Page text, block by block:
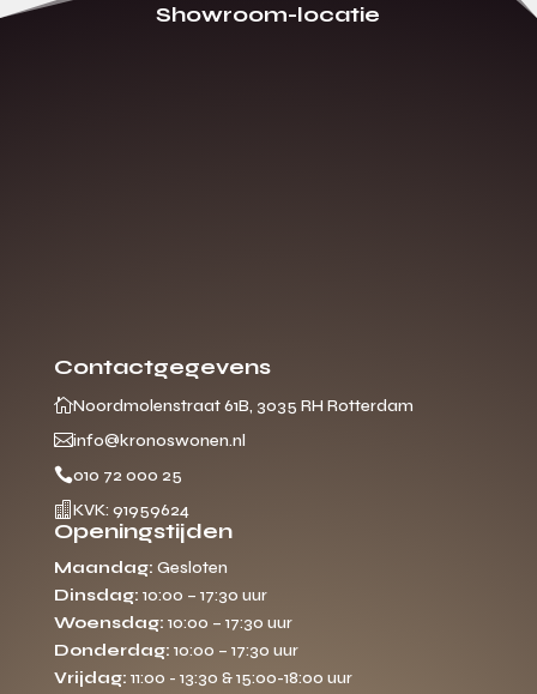
Showroom-locatie
Contactgegevens
Noordmolenstraat 61B, 3035 RH Rotterdam
info@kronoswonen.nl
010 72 000 25
 KVK: 91959624
Openingstijden
Maandag: Gesloten
Dinsdag: 10:00 – 17:30 uur
Woensdag: 10:00 – 17:30 uur
Donderdag: 10:00 – 17:30 uur
Vrijdag: 11:00 - 13:30 & 15:00-18:00 uur